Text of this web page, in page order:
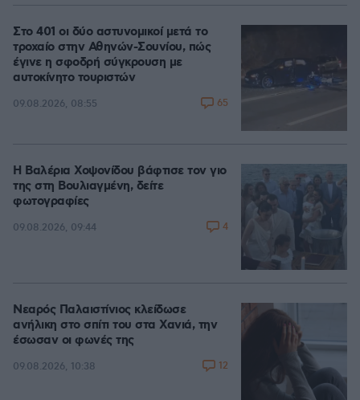
Στο 401 οι δύο αστυνομικοί μετά το
τροχαίο στην Αθηνών-Σουνίου, πώς
έγινε η σφοδρή σύγκρουση με
αυτοκίνητο τουριστών
09.08.2026, 08:55 65
Η Βαλέρια Χοψονίδου βάφτισε τον γιο
της στη Βουλιαγμένη, δείτε
φωτογραφίες
09.08.2026, 09:44 4
Νεαρός Παλαιστίνιος κλείδωσε
ανήλικη στο σπίτι του στα Χανιά, την
έσωσαν οι φωνές της
09.08.2026, 10:38 12